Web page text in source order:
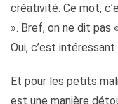
créativité. Ce mot,
». Bref, on ne dit pas
Oui, c’est
Et pour les petits
est une manière